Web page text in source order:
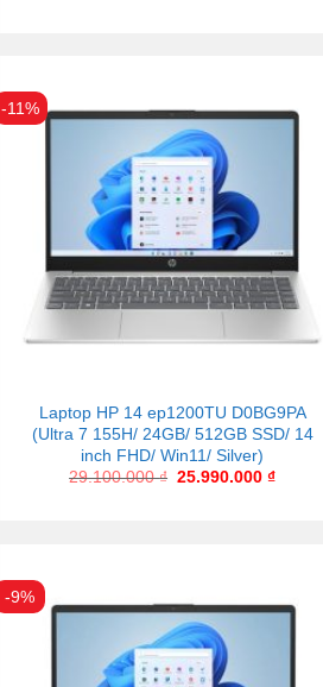
-11%
Laptop HP 14 ep1200TU D0BG9PA
(Ultra 7 155H/ 24GB/ 512GB SSD/ 14
inch FHD/ Win11/ Silver)
29.100.000₫ 25.990.000₫
-9%